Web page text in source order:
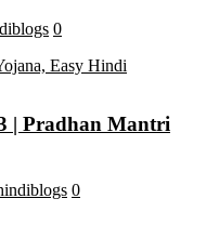
0
| Pradhan Mantri
0